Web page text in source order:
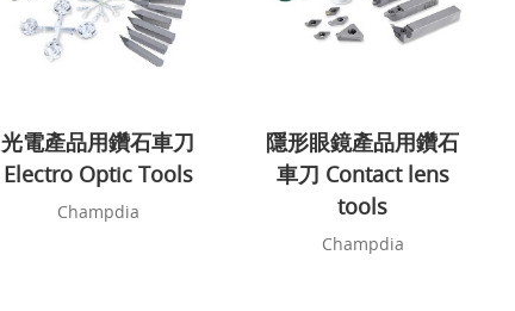
光電產品用鑽石車刀
Electro Optic Tools
Champdia
隱形眼鏡產品用鑽石
車刀 Contact lens
tools
Champdia